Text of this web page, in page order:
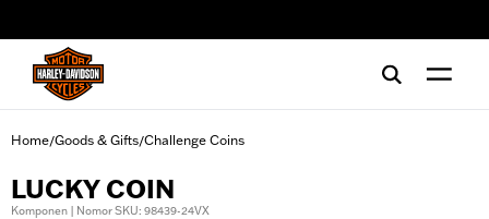
Home/Goods & Gifts/Challenge Coins
LUCKY COIN
Komponen | Nomor SKU: 98439-24VX